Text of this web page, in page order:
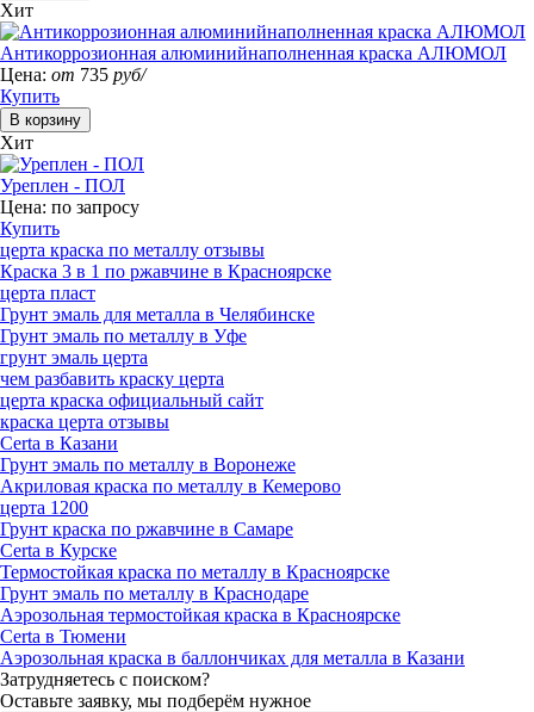
Хит
Антикоррозионная алюминийнаполненная краска АЛЮМОЛ
Цена: от 735 руб/
Купить
Хит
Уреплен - ПОЛ
Цена: по запросу
Купить
церта краска по металлу отзывы
Краска 3 в 1 по ржавчине в Красноярске
церта пласт
Грунт эмаль для металла в Челябинске
Грунт эмаль по металлу в Уфе
грунт эмаль церта
чем разбавить краску церта
церта краска официальный сайт
краска церта отзывы
Certa в Казани
Грунт эмаль по металлу в Воронеже
Акриловая краска по металлу в Кемерово
церта 1200
Грунт краска по ржавчине в Самаре
Certa в Курске
Термостойкая краска по металлу в Красноярске
Грунт эмаль по металлу в Краснодаре
Аэрозольная термостойкая краска в Красноярске
Certa в Тюмени
Аэрозольная краска в баллончиках для металла в Казани
Затрудняетесь с поиском?
Оставьте заявку, мы подберём нужное